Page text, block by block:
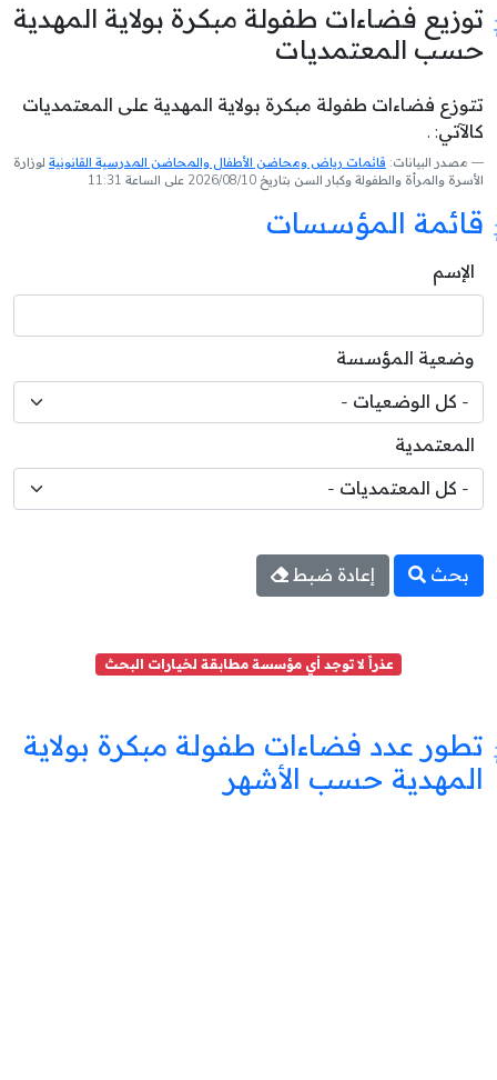
توزيع فضاءات طفولة مبكرة بولاية المهدية
حسب المعتمديات
تتوزع فضاءات طفولة مبكرة بولاية المهدية على المعتمديات
كالآتي: .
مصدر البيانات: قائمات رياض ومحاضن الأطفال والمحاضن المدرسية القانونية لوزارة
الأسرة والمرأة والطفولة وكبار السن بتاريخ 2026/08/10 على الساعة 11:31
قائمة المؤسسات
الإسم
وضعية المؤسسة
المعتمدية
بحث إعادة ضبط
عذراً لا توجد أي مؤسسة مطابقة لخيارات البحث
تطور عدد فضاءات طفولة مبكرة بولاية
المهدية حسب الأشهر